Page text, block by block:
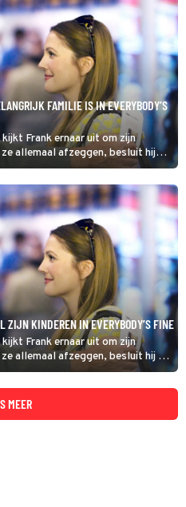
FAMILIE IS IN EVERYBODY’S
Frank ernaar uit om zijn
allemaal afzeggen, besluit hij
Tijdens de roadtrip leert hij
ZIJN KINDEREN IN EVERYBODY’S FINE
Frank ernaar uit om zijn
allemaal afzeggen, besluit hij in
Tijdens de roadtrip leert hij veel
MEER